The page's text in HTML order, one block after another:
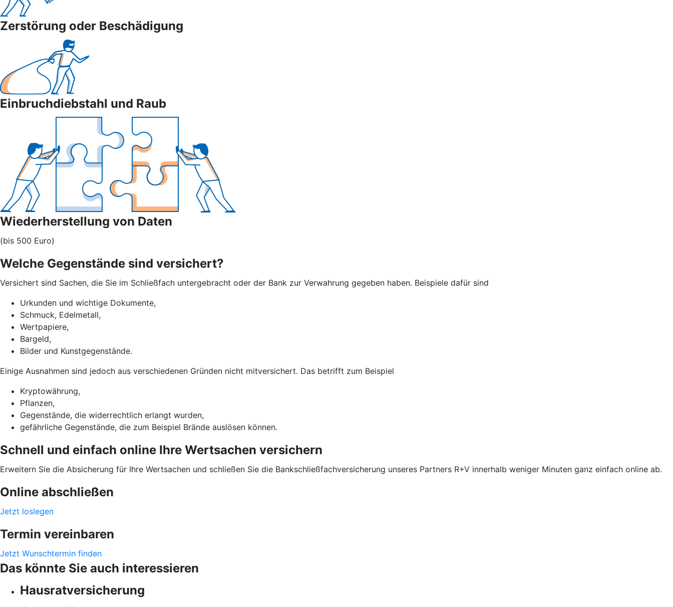
Zerstörung oder Beschädigung
Einbruchdiebstahl und Raub
Wiederherstellung von Daten
(bis 500 Euro)
Welche Gegenstände sind versichert?
Versichert sind Sachen, die Sie im Schließfach untergebracht oder der Bank zur Verwahrung gegeben haben. Beispiele dafür sind
Urkunden und wichtige Dokumente,
Schmuck, Edelmetall,
Wertpapiere,
Bargeld,
Bilder und Kunstgegenstände.
Einige Ausnahmen sind jedoch aus verschiedenen Gründen nicht mitversichert. Das betrifft zum Beispiel
Kryptowährung,
Pflanzen,
Gegenstände, die widerrechtlich erlangt wurden,
gefährliche Gegenstände, die zum Beispiel Brände auslösen können.
Schnell und einfach online Ihre Wertsachen versichern
Erweitern Sie die Absicherung für Ihre Wertsachen und schließen Sie die Bankschließfachversicherung unseres Partners R+V innerhalb weniger Minuten ganz einfach online ab.
Online abschließen
Jetzt loslegen
Termin vereinbaren
Jetzt Wunschtermin finden
Das könnte Sie auch interessieren
Hausratversicherung